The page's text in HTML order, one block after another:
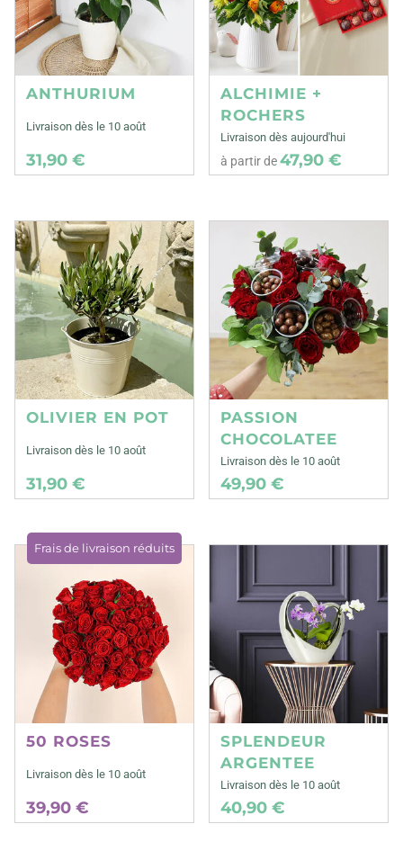
ANTHURIUM
Livraison dès le 10 août
31,90 €
ALCHIMIE +
ROCHERS
Livraison dès aujourd'hui
à partir de47,90 €
OLIVIER EN POT
Livraison dès le 10 août
31,90 €
PASSION
CHOCOLATEE
Livraison dès le 10 août
49,90 €
Frais de livraison réduits
50 ROSES
Livraison dès le 10 août
39,90 €
SPLENDEUR
ARGENTEE
Livraison dès le 10 août
40,90 €